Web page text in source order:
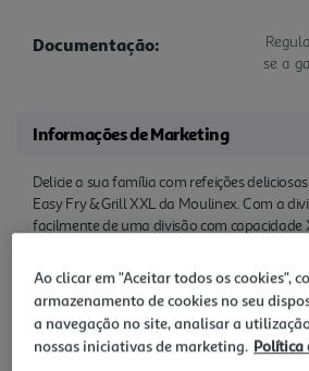
Documentação:
se a
Informações de Marketing
Delicie a sua família com refeições
Easy Fry & Grill XXL da Moulinex. Com a
facilmente de uma divisão com capacidade
ontos ao mesmo tempo. A tecnologia de ar
a grelha em alumínio fundido garantem
tenra por dentro e crocante por fora. Com
automáticos, as possibilidades são infinitas!
Ao clicar em "Aceitar todos os cookies",
armazenamento de cookies no seu
a navegação no site, analisar a
nossas iniciativas de marketing. Política